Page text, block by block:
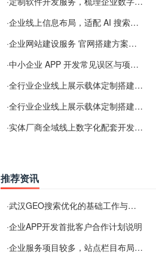
·企业线上信息布局，适配 AI 搜索需要留意这些要点
·企业网站建设服务 官网搭建方案经验分享
·中小企业 APP 开发常见误区与项目规划实用经验
·全行业企业线上展示载体定制搭建服务
·全行业企业线上展示载体定制搭建服务
·实体厂商全域线上数字化配套开发与地域检索优化服务
推荐资讯
·武汉GEO搜索优化的基础工作与实施思路
·企业APP开发首批客户合作计划说明
·企业服务项目较多，站点栏目布局规划参考思路